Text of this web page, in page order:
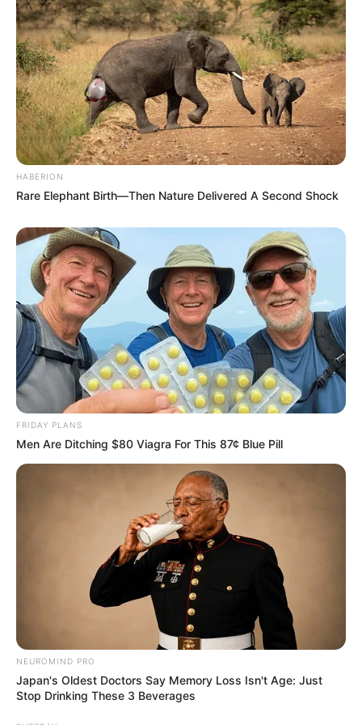
«Με την επαναφορά των αποθεμάτων χρυσού της εντός
των συνόρων της, η Νιγηρία όχι μόνο επιβάλλει
μεγαλύτερο έλεγχο στα χρηματοοικονομικά της
περιουσιακά στοιχεία, αλλά επιδεικνύει επίσης σύνεση
στη διαχείριση των οικονομικών κινδύνων εν μέσω
παγκόσμιων αβεβαιοτήτων», αποκάλυψαν περαιτέρω
Νιγηριανοί αξιωματούχοι.
Η Ινδία είναι μια άλλη χώρα που πρόσφατα αποφάσισε να
φέρει και τον χρυσό της σπίτι. Εκθέσεις αναφέρουν ότι
το πολυπληθέστερο έθνος του κόσμου ανακάλεσε 100
τόνους χρυσού του από θησαυροφυλάκια στο Ηνωμένο
Όλο και περισσότερο, οι μη δυτικές χώρες αμφισβητούν
HABERION
Rare Elephant Birth—Then Nature Delivered A Second Shock
FRIDAY PLANS
Men Are Ditching $80 Viagra For This 87¢ Blue Pill
NEUROMIND PRO
Japan's Oldest Doctors Say Memory Loss Isn't Age: Just
Stop Drinking These 3 Beverages